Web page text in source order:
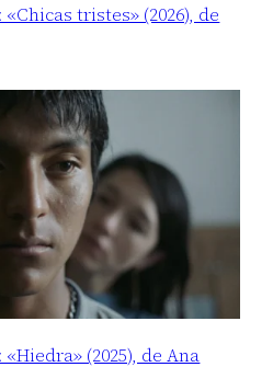
tristes» (2026), de
(2025), de Ana